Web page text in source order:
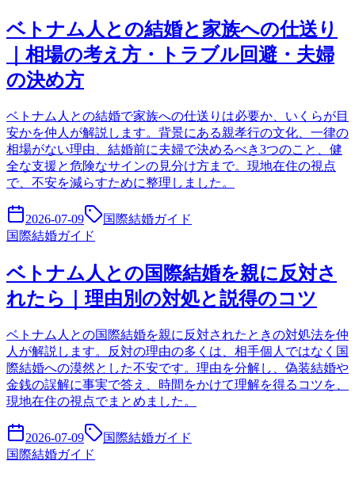
ベトナム人との結婚と家族への仕送り
｜相場の考え方・トラブル回避・夫婦
の決め方
ベトナム人との結婚で家族への仕送りは必要か、いくらが目
安かを仲人が解説します。背景にある親孝行の文化、一律の
相場がない理由、結婚前に夫婦で決めるべき3つのこと、健
全な支援と危険なサインの見分け方まで。現地在住の視点
で、不安を減らすために整理しました。
2026-07-09
国際結婚ガイド
国際結婚ガイド
ベトナム人との国際結婚を親に反対さ
れたら｜理由別の対処と説得のコツ
ベトナム人との国際結婚を親に反対されたときの対処法を仲
人が解説します。反対の理由の多くは、相手個人ではなく国
際結婚への漠然とした不安です。理由を分解し、偽装結婚や
金銭の誤解に事実で答え、時間をかけて理解を得るコツを、
現地在住の視点でまとめました。
2026-07-09
国際結婚ガイド
国際結婚ガイド